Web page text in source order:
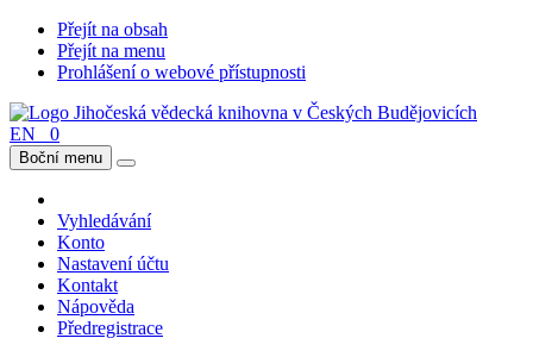
Přejít na obsah
Přejít na menu
Prohlášení o webové přístupnosti
EN 0
Boční menu
Vyhledávání
Konto
Nastavení účtu
Kontakt
Nápověda
Předregistrace